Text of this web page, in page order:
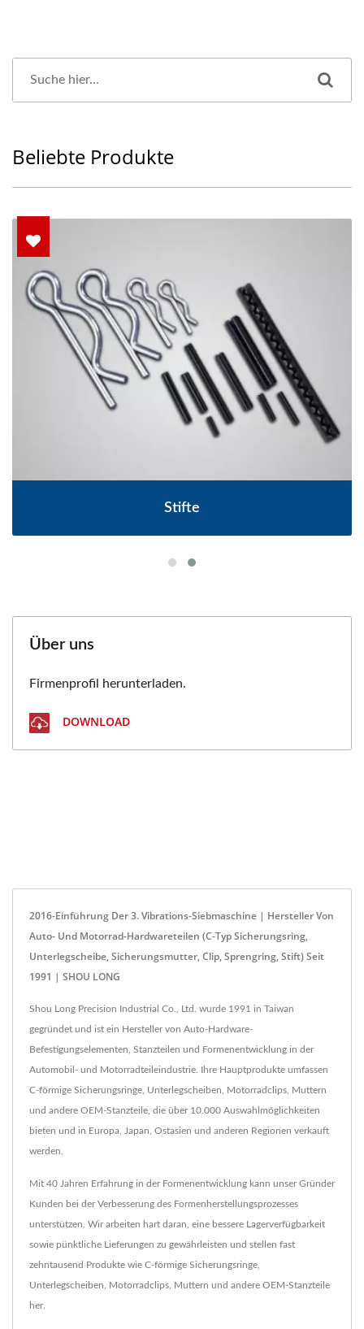
Beliebte Produkte
Stifte
Über uns
Firmenprofil herunterladen.
DOWNLOAD
2016-Einführung Der 3. Vibrations-Siebmaschine | Hersteller Von
Auto- Und Motorrad-Hardwareteilen (C-Typ Sicherungsring,
Unterlegscheibe, Sicherungsmutter, Clip, Sprengring, Stift) Seit
1991 | SHOU LONG
Shou Long Precision Industrial Co., Ltd. wurde 1991 in Taiwan
gegründet und ist ein Hersteller von Auto-Hardware-
Befestigungselementen, Stanzteilen und Formenentwicklung in der
Automobil- und Motorradteileindustrie. Ihre Hauptprodukte umfassen
C-förmige Sicherungsringe, Unterlegscheiben, Motorradclips, Muttern
und andere OEM-Stanzteile, die über 10.000 Auswahlmöglichkeiten
bieten und in Europa, Japan, Ostasien und anderen Regionen verkauft
werden.
Mit 40 Jahren Erfahrung in der Formenentwicklung kann unser Gründer
Kunden bei der Verbesserung des Formenherstellungsprozesses
unterstützen. Wir arbeiten hart daran, eine bessere Lagerverfügbarkeit
sowie pünktliche Lieferungen zu gewährleisten und stellen fast
zehntausend Produkte wie C-förmige Sicherungsringe,
Unterlegscheiben, Motorradclips, Muttern und andere OEM-Stanzteile
her.